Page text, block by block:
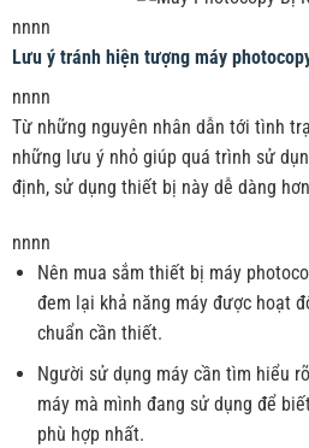
nnnn
Lưu ý tránh hiện tượng máy
nnnn
Từ những nguyên nhân dẫn tới tình
những lưu ý nhỏ giúp quá trình sử
định, sử dụng thiết bị này dễ dàng
nnnn
Nên mua sắm thiết bị máy
đem lại khả năng máy được hoạt
chuẩn cần thiết.
Người sử dụng máy cần tìm hiểu
máy mà mình đang sử dụng để
phù hợp nhất.